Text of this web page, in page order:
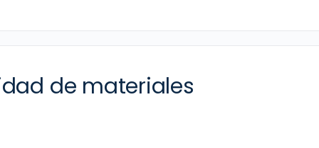
de materiales